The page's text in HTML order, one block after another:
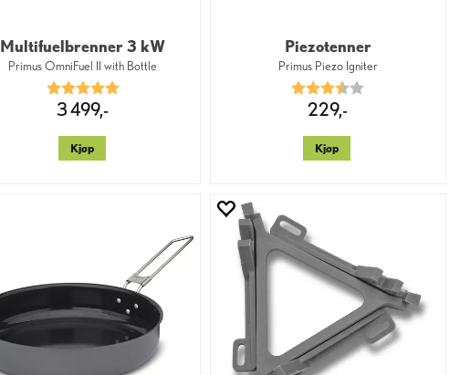
Multifuelbrenner 3 kW
Primus OmniFuel II with Bottle
Karakter: 5.0 av 5 mulige
3 499,-
Kjøp
Piezotenner
Primus Piezo Igniter
Karakter:
229,-
Kjøp